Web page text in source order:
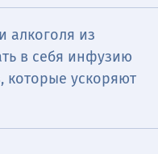
алкоголя из
в себя инфузию
которые ускоряют